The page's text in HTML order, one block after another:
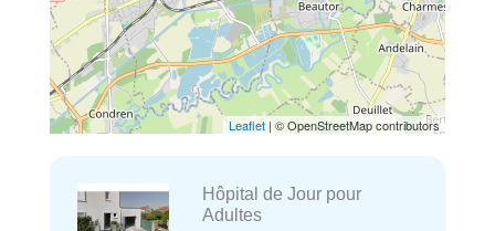
Leaflet | © OpenStreetMap contributors
Hôpital de Jour pour
Adultes